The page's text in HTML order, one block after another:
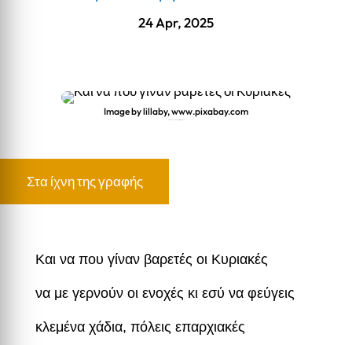
24 Apr, 2025
Image by lillaby, www.pixabay.com
Στα ίχνη της γραφής
Και να που γίναν βαρετές οι Κυριακές
να με γερνούν οι ενοχές κι εσύ να φεύγεις
κλεμένα χάδια, πόλεις επαρχιακές